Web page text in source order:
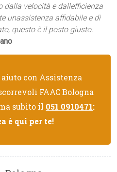
velocità e dallefficienza
unassistenza affidabile e di
questo è il posto giusto.
con Assistenza
FAAC Bologna
subito il 051 0910471:
è qui per te!